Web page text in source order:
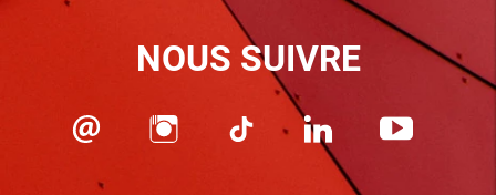
NOUS SUIVRE